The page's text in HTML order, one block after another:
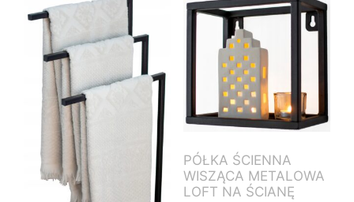
PÓŁKA ŚCIENNA
WISZĄCA METALOWA
LOFT NA ŚCIANĘ